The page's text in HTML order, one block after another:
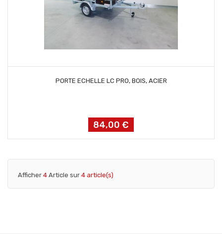
PORTE ECHELLE LC PRO, BOIS, ACIER
Prix
84,00 €
Afficher 4 Article sur 4 article(s)